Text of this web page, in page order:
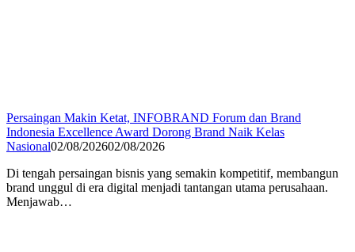
Persaingan Makin Ketat, INFOBRAND Forum dan Brand
Indonesia Excellence Award Dorong Brand Naik Kelas
Nasional02/08/202602/08/2026
Di tengah persaingan bisnis yang semakin kompetitif, membangun
brand unggul di era digital menjadi tantangan utama perusahaan.
Menjawab…